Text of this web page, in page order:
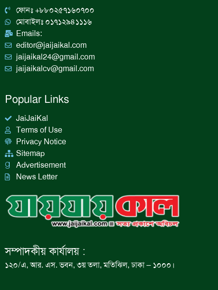
a
m
n
ফোনঃ +৮৮০২৫৭১৬০৭০০
মোবাইলঃ ০১৭১২৯৪১১১৬
Emails:
editor@jaijaikal.com
jaijaikal24@gmail.com
jaijaikalcv@gmail.com
Popular Links
JaiJaiKal
Terms of Use
Privacy Notice
Sitemap
Advertisement
News Letter
সম্পাদকীয় কার্যালয় :
১২০/এ, আর. এস. ভবন, ৩য় তলা, মতিঝিল, ঢাকা – ১০০০।